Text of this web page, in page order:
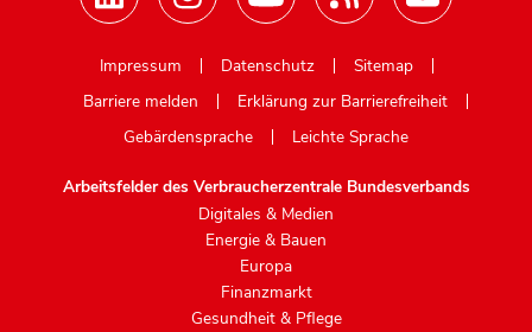
Impressum
Datenschutz
Sitemap
Barriere melden
Erklärung zur Barrierefreiheit
Gebärdensprache
Leichte Sprache
Arbeitsfelder des Verbraucherzentrale Bundesverbands
Digitales & Medien
Energie & Bauen
Europa
Finanzmarkt
Gesundheit & Pflege